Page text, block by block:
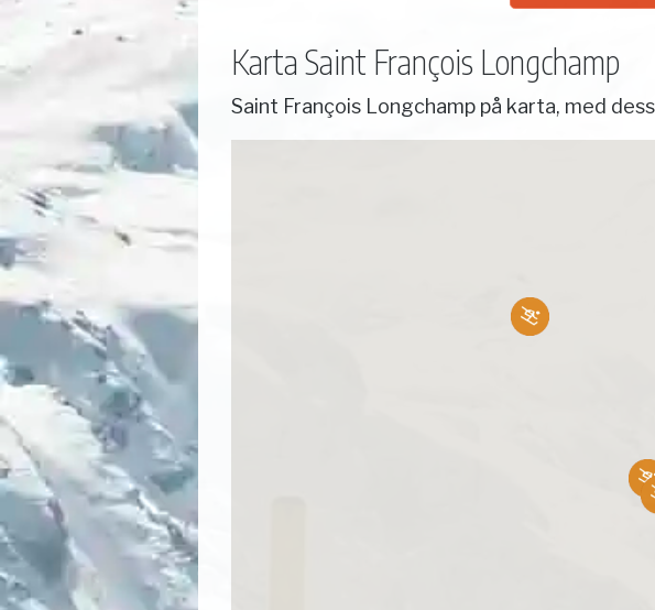
Karta Saint François Longchamp
Saint François Longchamp på karta, med